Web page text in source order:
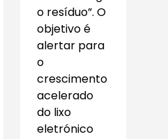
o resíduo”. O
objetivo é
alertar para
o
crescimento
acelerado
do lixo
eletrónico